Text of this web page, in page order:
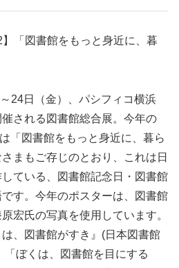
「図書館をもっと身近に、暮
24日（金）、パシフィコ横浜
催される図書館総合展。今年の
「図書館をもっと身近に、暮ら
まもご存じのとおり、これは日
ている、図書館記念日・図書館
す。今年のポスターは、図書館
宏氏の写真を使用しています。
、図書館がすき』(日本図書館
ぼくは、図書館を目にする